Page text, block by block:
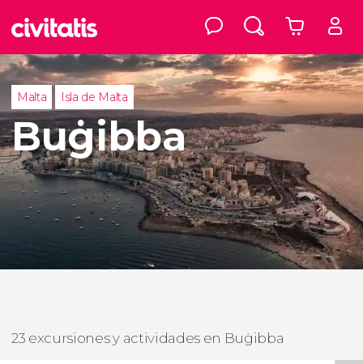
Malta Isla de Malta
Buġibba
23 excursiones y actividades en Buġibba